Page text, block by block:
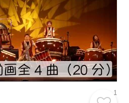
1